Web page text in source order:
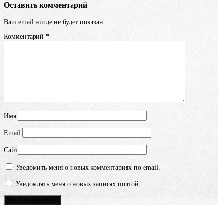
Оставить комментарий
Ваш email нигде не будет показан
Комментарий *
Имя
Email
Сайт
Уведомить меня о новых комментариях по email.
Уведомлять меня о новых записях почтой.